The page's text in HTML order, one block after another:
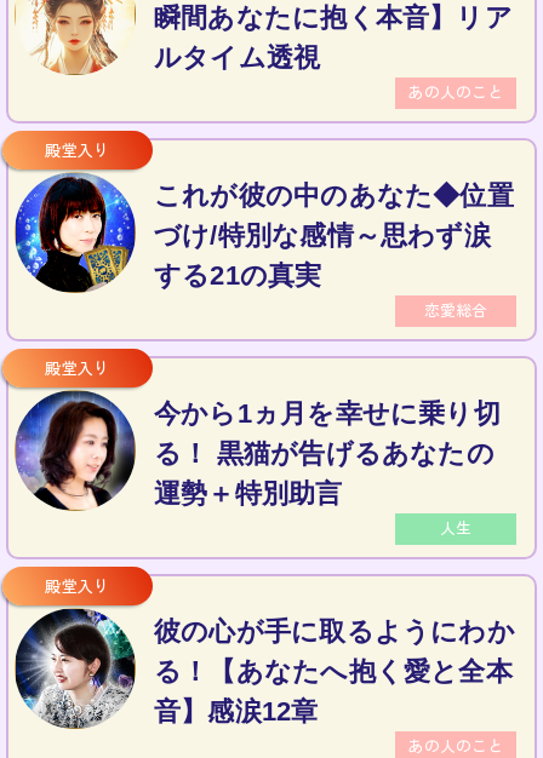
あの人のこと
瞬間あなたに抱く本音】リア
ルタイム透視
恋愛総合
これが彼の中のあなた◆位置
づけ/特別な感情～思わず涙
する21の真実
人生
今から1ヵ月を幸せに乗り切
る！ 黒猫が告げるあなたの
運勢＋特別助言
あの人のこと
彼の心が手に取るようにわか
る！【あなたへ抱く愛と全本
音】感涙12章